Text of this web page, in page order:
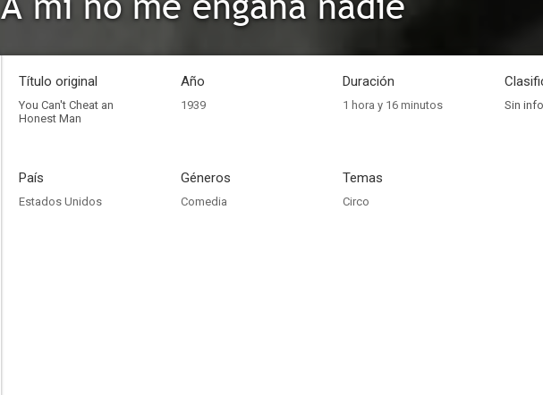
Título original
You Can't Cheat an
Honest Man
Año
1939
Duración
1 hora y 16 minutos Sin
País
Estados Unidos
Géneros
Comedia
Temas
Circo